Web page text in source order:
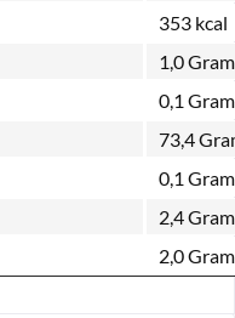
353 kcal
1,0
0,1
73,4
0,1
2,4
2,0